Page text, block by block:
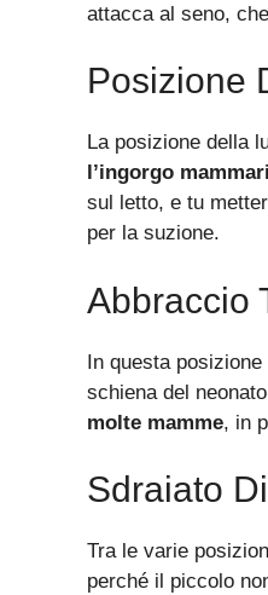
attacca al seno,
Posizione
La posizione della
l’ingorgo
sul letto, e tu
per la suzione.
Abbraccio
In questa
schiena del
molte mamme, in
Sdraiato
Tra le varie
perché il piccolo